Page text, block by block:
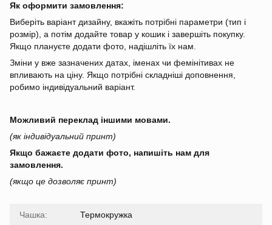
Як оформити замовлення:
Виберіть варіант дизайну, вкажіть потрібні параметри (тип і
розмір), а потім додайте товар у кошик і завершіть покупку.
Якщо плануєте додати фото, надішліть їх нам.
Зміни у вже зазначених датах, іменах чи фемінітивах не
впливають на ціну. Якщо потрібні складніші доповнення,
робимо індивідуальний варіант.
Можливий переклад іншими мовами.
(як індивідуальний принт)
Якщо бажаєте додати фото, напишіть нам для
замовлення.
(якщо це дозволяє принт)
Чашка: Термокружка